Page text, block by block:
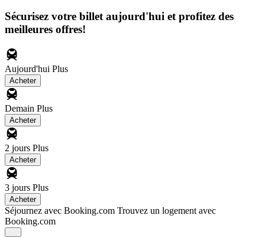
Sécurisez votre billet aujourd'hui et profitez des
meilleures offres!
Aujourd'hui Plus
Acheter
Demain Plus
Acheter
2 jours Plus
Acheter
3 jours Plus
Acheter
Séjournez avec Booking.com Trouvez un logement avec
Booking.com